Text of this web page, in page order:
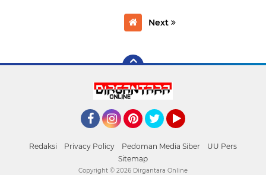
Next
Redaksi Privacy Policy Pedoman Media Siber
UU Pers
Sitemap
Copyright © 2026 Dirgantara Online